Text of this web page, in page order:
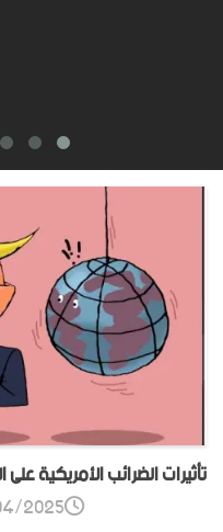
تأثيرات الضرائب الأمريكية
2025